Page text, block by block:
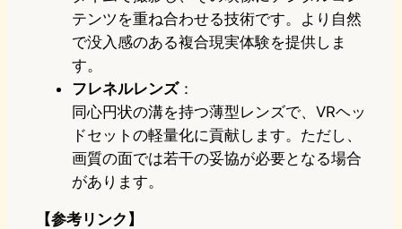
テンツを重ね合わせる技術です。より自然
で没入感のある複合現実体験を提供しま
す。
フレネルレンズ：
同心円状の溝を持つ薄型レンズで、VRヘッ
ドセットの軽量化に貢献します。ただし、
画質の面では若干の妥協が必要となる場合
があります。
【参考リンク】